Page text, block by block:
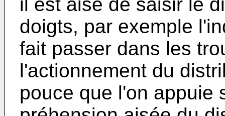
doigts, par exemple
fait passer dans les
l'actionnement du
pouce que l'on appuie